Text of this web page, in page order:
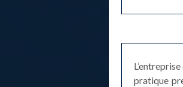
pratique